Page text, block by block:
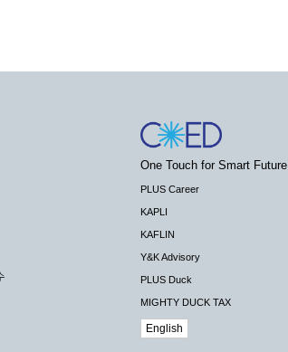
One Touch for Smart Future
PLUS Career
KAPLI
KAFLIN
Y&K Advisory
PLUS Duck
MIGHTY DUCK TAX
English